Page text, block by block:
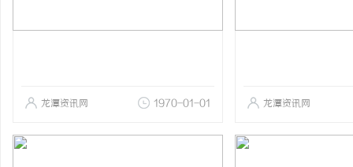
龙潭资讯网 1970-01-01 龙潭资讯网